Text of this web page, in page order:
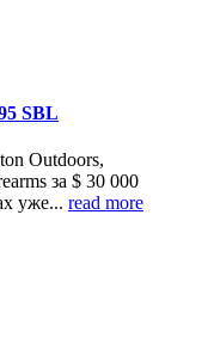
SBL
Outdoors,
за $ 30 000
уже... read more